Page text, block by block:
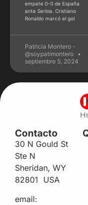
empate 0-0 de España
ante Serbia. Cristiano
Ronaldo marcó el gol
Patricia Montero -
@soypatimontero
septiembre 5, 2024
Contacto
30 N Gould St
Ste N
Sheridan, WY
82801 USA
email: